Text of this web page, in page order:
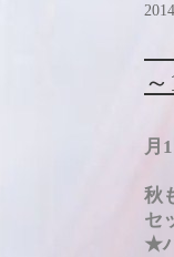
月
秋
セ
★